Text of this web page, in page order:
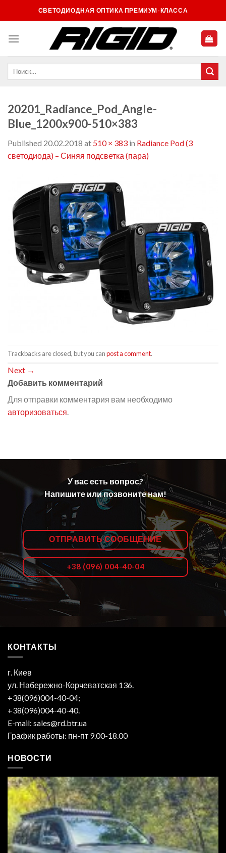
to
СВЕТОДИОДНАЯ ОПТИКА ПРЕМИУМ-КЛАССА
20201_Radiance_Pod_Angle-
Blue_1200x900-510×383
Published 20.02.2018 at 510 × 383 in Radiance Pod (3
светодиода) – Синяя подсветка (пара)
Trackbacks are closed, but you canpost a comment.
Next →
Добавить комментарий
Для отправки комментария вам необходимо
авторизоваться.
У вас есть вопрос?
Напишите или позвоните нам!
ОТПРАВИТЬ СООБЩЕНИЕ
+38 (096) 004-40-04
КОНТАКТЫ
г. Киев
ул. Набережно-Корчеватская 136.
+38(096)004-40-04;
+38(096)004-40-40.
E-mail: sales@rd.btr.ua
График работы: пн-пт 9.00-18.00
НОВОСТИ